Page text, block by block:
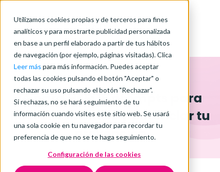
Utilizamos cookies propias y de terceros para fines
analíticos y para mostrarte publicidad personalizada
en base a un perfil elaborado a partir de tus hábitos
de navegación (por ejemplo, páginas visitadas). Clica
Leer más para más información. Puedes aceptar
todas las cookies pulsando el botón "Aceptar" o
rechazar su uso pulsando el botón "Rechazar".
Si rechazas, no se hará seguimiento de tu
información cuando visites este sitio web. Se usará
una sola cookie en tu navegador para recordar tu
preferencia de que no se te haga seguimiento.
Configuración de las cookies
e-book descargable
IA para HSE:15 prompts para
liberar tu tiempo y potenciar tu
prevención